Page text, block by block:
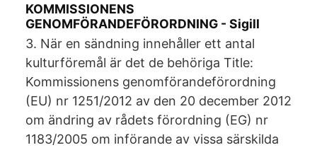
KOMMISSIONENS
GENOMFÖRANDEFÖRORDNING - Sigill
3. När en sändning innehåller ett antal
kulturföremål är det de behöriga Title:
Kommissionens genomförandeförordning
(EU) nr 1251/2012 av den 20 december 2012
om ändring av rådets förordning (EG) nr
1183/2005 om införande av vissa särskilda